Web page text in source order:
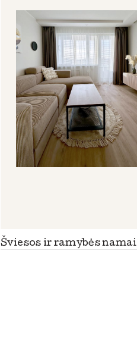
Šviesos ir ramybės namai